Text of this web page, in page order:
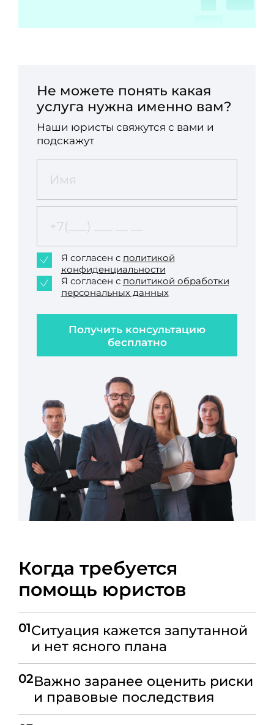
Не можете понять какая
услуга нужна именно вам?
Наши юристы свяжутся с вами и
подскажут
Получить консультацию
бесплатно
Я согласен с политикой
конфиденциальности
Я согласен с политикой обработки
персональных данных
Когда требуется
помощь юристов
01Ситуация кажется запутанной
и нет ясного плана
02Важно заранее оценить риски
и правовые последствия